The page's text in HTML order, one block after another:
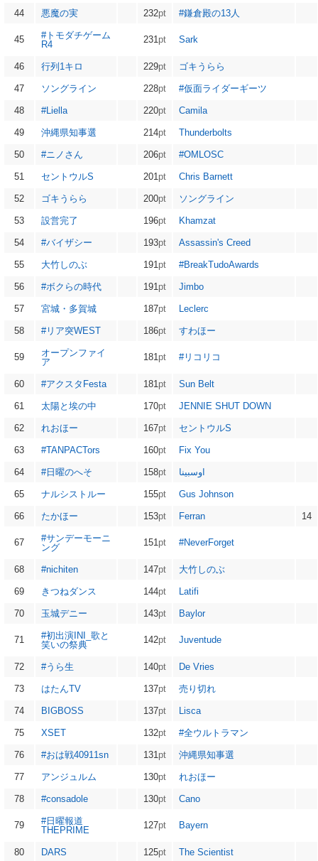
44 悪魔の実 232pt #鎌倉殿の13人
45
#トモダチゲーム
R4
231 pt Sark
46 行列1キロ 229pt ゴキうらら
47 ソングライン 228pt #仮面ライダーギーツ
48 #Liella 220pt Camila
49 沖縄県知事選 214pt Thunderbolts
50 #ニノさん 206pt #OMLOSC
51 セントウルS 201 pt Chris Barnett
52 ゴキうらら 200pt ソングライン
53 設営完了 196pt Khamzat
54 #バイザシー 193pt Assassin's Creed
55 大竹しのぶ 191 pt #BreakTudoAwards
56 #ボクらの時代 191 pt Jimbo
57 宮城・多賀城 187pt Leclerc
58 #リア突WEST 186pt すわほー
59
オープンファイ
ア
181 pt #リコリコ
60 #アクスタFesta 181 pt Sun Belt
61 太陽と埃の中 170pt JENNIE SHUT DOWN
62 れおほー 167pt セントウルS
63 #TANPACTors 160pt Fix You
64 #日曜のへそ 158pt اوسبينا
65 ナルシストルー 155pt Gus Johnson
66 たかほー 153pt Ferran 14
67
#サンデーモーニ
ング
151 pt #NeverForget
68 #nichiten 147pt 大竹しのぶ
69 きつねダンス 144pt Latifi
70 玉城デニー 143pt Baylor
71
#初出演INI_歌と
笑いの祭典
142pt Juventude
72 #うら生 140pt De Vries
73 はたんTV 137pt 売り切れ
74 BIGBOSS 137pt Lisca
75 XSET 132pt #全ウルトラマン
76 #おは戦40911sn 131 pt 沖縄県知事選
77 アンジュルム 130pt れおほー
78 #consadole 130pt Cano
79
#日曜報道
THEPRIME
127pt Bayern
80 DARS 125pt The Scientist